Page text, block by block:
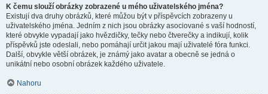
K čemu slouží obrázky zobrazené u mého uživatelského jména?
Existují dva druhy obrázků, které můžou být v příspěvcích zobrazeny u
uživatelského jména. Jedním z nich jsou obrázky asociované s vaší hodností,
které obvykle vypadají jako hvězdičky, tečky nebo čtverečky a indikují, kolik
příspěvků jste odeslali, nebo pomáhají určit jakou mají uživatelé fóra funkci.
Další, obvykle větší obrázek, je známý jako avatar a obecně se jedná o
unikátní nebo osobní obrázek každého uživatele.
Nahoru